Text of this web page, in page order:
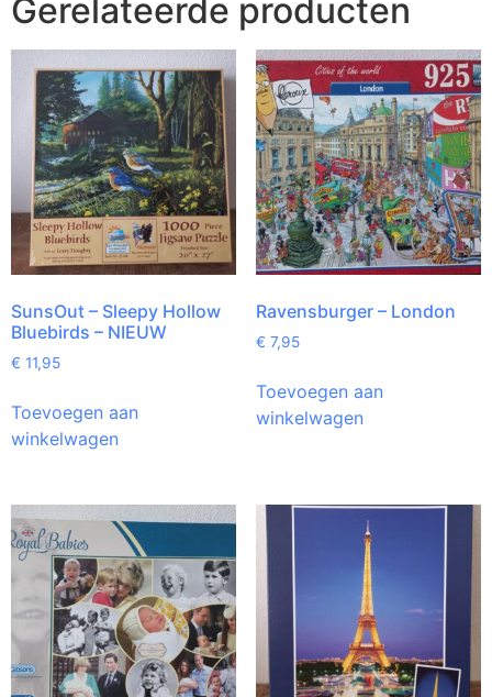
Gerelateerde producten
SunsOut – Sleepy Hollow
Bluebirds – NIEUW
€ 11,95
Toevoegen aan
winkelwagen
Ravensburger – London
€ 7,95
Toevoegen aan
winkelwagen